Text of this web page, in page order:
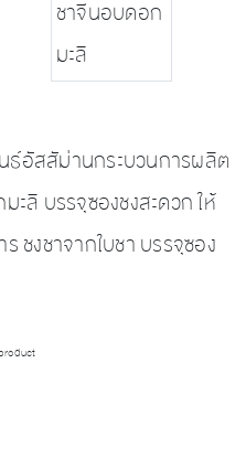
อัสสัม่านกระบวนการผลิต
ลิ บรรจุซองชงสะดวก ให้
ชงชาจากใบชา บรรจุซอง